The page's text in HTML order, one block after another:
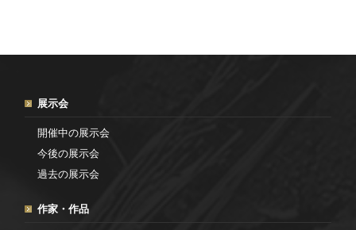
展示会
開催中の展示会
今後の展示会
過去の展示会
作家・作品